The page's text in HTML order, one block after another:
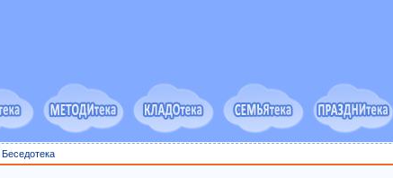
Беседотека